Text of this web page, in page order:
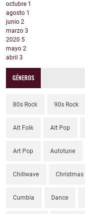
octubre 1
agosto 1
junio 2
marzo 3
2020 5
mayo 2
abril 3
GÉNEROS
80s Rock 90s Rock
Alt Folk Alt Pop
Art Pop Autotune
Chillwave Christmas
Cumbia Dance